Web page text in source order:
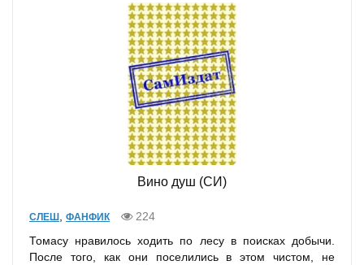
Вино душ (СИ)
СЛЕШ ФАНФИК
224
Томасу нравилось ходить по лесу в поисках добычи.
После того, как они поселились в этом чистом, не